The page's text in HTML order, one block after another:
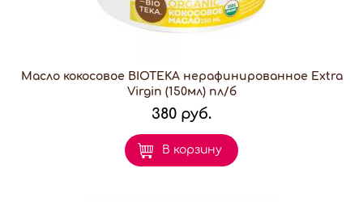
Масло кокосовое BIOTEKA нерафинированное Extra
Virgin (150мл) пл/б
380 руб.
В корзину